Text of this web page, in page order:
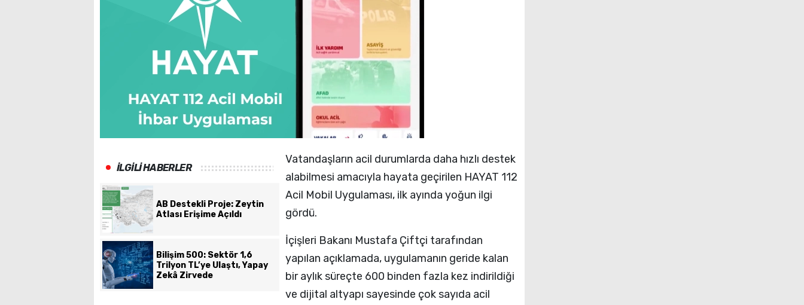
İLGİLİ HABERLER
AB Destekli Proje: Zeytin
Atlası Erişime Açıldı
Bilişim 500: Sektör 1,6
Trilyon TL’ye Ulaştı, Yapay
Zekâ Zirvede
Vatandaşların acil durumlarda daha hızlı destek
alabilmesi amacıyla hayata geçirilen HAYAT 112
Acil Mobil Uygulaması, ilk ayında yoğun ilgi
gördü.
İçişleri Bakanı Mustafa Çiftçi tarafından
yapılan açıklamada, uygulamanın geride kalan
bir aylık süreçte 600 binden fazla kez indirildiği
ve dijital altyapı sayesinde çok sayıda acil